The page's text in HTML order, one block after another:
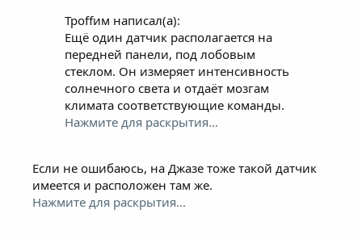
Троffим написал(а):
Ещё один датчик располагается на
передней панели, под лобовым
стеклом. Он измеряет интенсивность
солнечного света и отдаёт мозгам
климата соответствующие команды.
Нажмите для раскрытия...
Если не ошибаюсь, на Джазе тоже такой датчик
имеется и расположен там же.
Нажмите для раскрытия...